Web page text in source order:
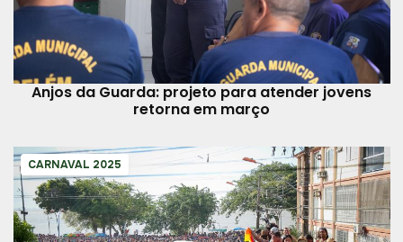
Anjos da Guarda: projeto para atender jovens
retorna em março
CARNAVAL 2025